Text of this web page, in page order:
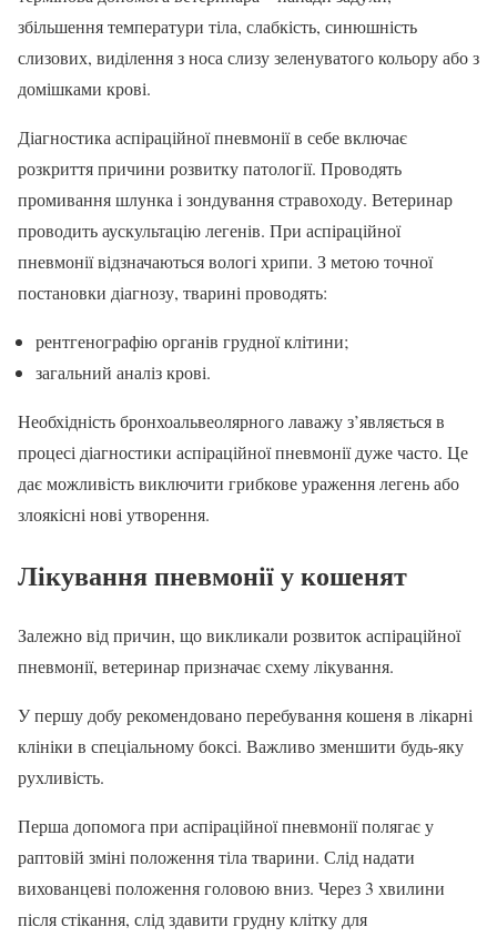
збільшення температури тіла, слабкість, синюшність
слизових, виділення з носа слизу зеленуватого кольору або з
домішками крові.
Діагностика аспіраційної пневмонії в себе включає
розкриття причини розвитку патології. Проводять
промивання шлунка і зондування стравоходу. Ветеринар
проводить аускультацію легенів. При аспіраційної
пневмонії відзначаються вологі хрипи. З метою точної
постановки діагнозу, тварині проводять:
рентгенографію органів грудної клітини;
загальний аналіз крові.
Необхідність бронхоальвеолярного лаважу з’являється в
процесі діагностики аспіраційної пневмонії дуже часто. Це
дає можливість виключити грибкове ураження легень або
злоякісні нові утворення.
Лікування пневмонії у кошенят
Залежно від причин, що викликали розвиток аспіраційної
пневмонії, ветеринар призначає схему лікування.
У першу добу рекомендовано перебування кошеня в лікарні
клініки в спеціальному боксі. Важливо зменшити будь-яку
рухливість.
Перша допомога при аспіраційної пневмонії полягає у
раптовій зміні положення тіла тварини. Слід надати
вихованцеві положення головою вниз. Через 3 хвилини
після стікання, слід здавити грудну клітку для